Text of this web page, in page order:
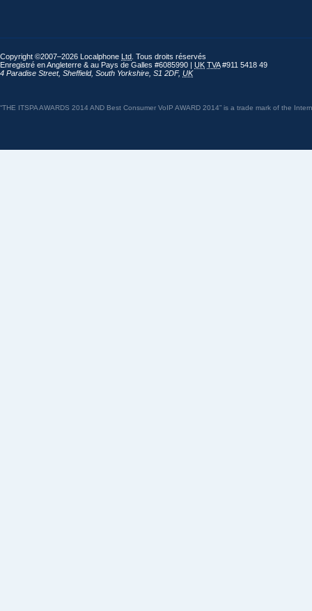
Copyright ©2007–2026 Localphone Ltd . Tous droits réservés
Enregistré en Angleterre & au Pays de Galles #6085990 | UK TVA#911 5418 49
4 Paradise Street, Sheffield, South Yorkshire S1 2DF, UK
“THE ITSPA AWARDS 2014 AND Best Consumer VoIP AWARD 2014” is a trade mark of the